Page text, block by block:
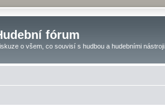
fórum
o všem, co souvisí s hudbou a hudebními nástroji.